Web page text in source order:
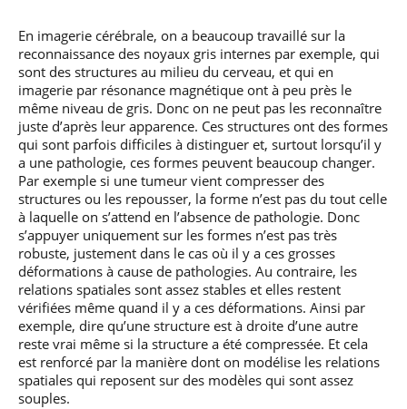
En imagerie cérébrale, on a beaucoup travaillé sur la
reconnaissance des noyaux gris internes par exemple, qui
sont des structures au milieu du cerveau, et qui en
imagerie par résonance magnétique ont à peu près le
même niveau de gris. Donc on ne peut pas les reconnaître
juste d’après leur apparence. Ces structures ont des formes
qui sont parfois difficiles à distinguer et, surtout lorsqu’il y
a une pathologie, ces formes peuvent beaucoup changer.
Par exemple si une tumeur vient compresser des
structures ou les repousser, la forme n’est pas du tout celle
à laquelle on s’attend en l’absence de pathologie. Donc
s’appuyer uniquement sur les formes n’est pas très
robuste, justement dans le cas où il y a ces grosses
déformations à cause de pathologies. Au contraire, les
relations spatiales sont assez stables et elles restent
vérifiées même quand il y a ces déformations. Ainsi par
exemple, dire qu’une structure est à droite d’une autre
reste vrai même si la structure a été compressée. Et cela
est renforcé par la manière dont on modélise les relations
spatiales qui reposent sur des modèles qui sont assez
souples.